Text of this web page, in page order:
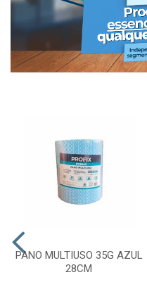
PANO MULTIUSO 35G AZUL
28CM